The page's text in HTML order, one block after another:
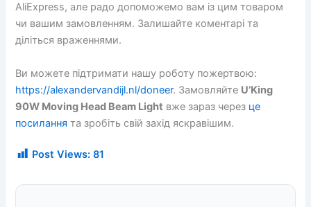
AliExpress, але радо допоможемо вам із цим товаром
чи вашим замовленням. Залишайте коментарі та
діліться враженнями.
Ви можете підтримати нашу роботу пожертвою:
https://alexandervandijl.nl/doneer. Замовляйте U’King
90W Moving Head Beam Light вже зараз через це
посилання та зробіть свій захід яскравішим.
Post Views: 81